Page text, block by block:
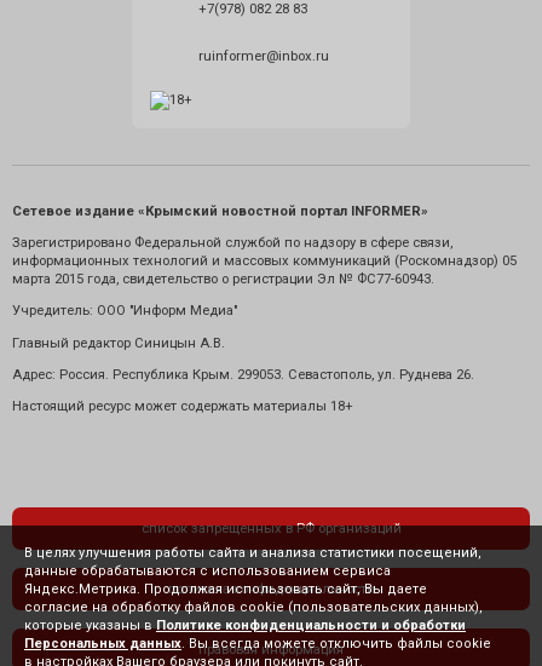
+7(978) 082 28 83
ruinformer@inbox.ru
Сетевое издание «Крымский новостной портал INFORMER»
Зарегистрировано Федеральной службой по надзору в сфере связи,
информационных технологий и массовых коммуникаций (Роскомнадзор) 05
марта 2015 года, свидетельство о регистрации Эл № ФС77-60943.
Учредитель: ООО "Информ Медиа"
Главный редактор Синицын А.В.
Адрес: Россия. Республика Крым. 299053. Севастополь, ул. Руднева 26.
Настоящий ресурс может содержать материалы 18+
список запрещенных в РФ организаций
политика конфиденциальности
правовая информация
В целях улучшения работы сайта и анализа статистики посещений,
данные обрабатываются с использованием сервиса
Яндекс.Метрика. Продолжая использовать сайт, Вы даете
согласие на обработку файлов cookie (пользовательских данных),
которые указаны в Политике конфиденциальности и обработки
Персональных данных . Вы всегда можете отключить файлы cookie
в настройках Вашего браузера или покинуть сайт.